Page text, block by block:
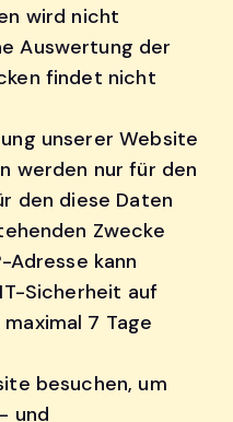
wird nicht
Auswertung der
findet nicht
unserer Website
werden nur für den
den diese Daten
Zwecke
kann
Sicherheit auf
7 Tage
besuchen, um
und